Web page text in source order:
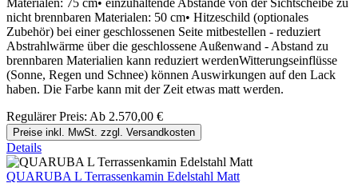
nicht brennbaren Materialen: 50 cm• Hitzeschild (optionales
Zubehör) bei einer geschlossenen Seite mitbestellen - reduziert
Abstrahlwärme über die geschlossene Außenwand - Abstand zu
brennbaren Materialien kann reduziert werdenWitterungseinflüsse
(Sonne, Regen und Schnee) können Auswirkungen auf den Lack
haben. Die Farbe kann mit der Zeit etwas matt werden.
Regulärer Preis: Ab 2.570,00 €
Preise inkl. MwSt. zzgl. Versandkosten
Details
QUARUBA L Terrassenkamin Edelstahl Matt